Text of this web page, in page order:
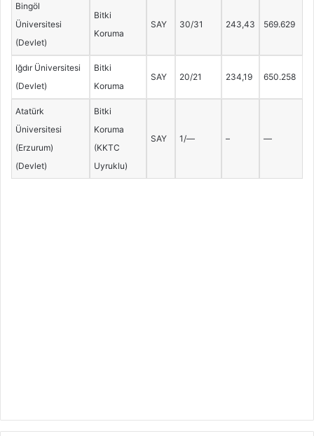
Bingöl
Üniversitesi
(Devlet)
Bitki
Koruma
SAY 30/31 243,43 569.629
Iğdır Üniversitesi
(Devlet)
Bitki
Koruma
SAY 20/21 234,19 650.258
Atatürk
Üniversitesi
(Erzurum)
(Devlet)
Bitki
Koruma
(KKTC
Uyruklu)
SAY 1/— – —